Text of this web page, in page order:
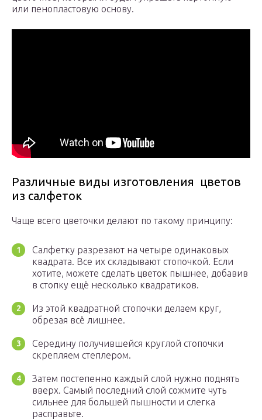
или пенопластовую основу.
Различные виды изготовления цветов
из салфеток
Чаще всего цветочки делают по такому принципу:
Салфетку разрезают на четыре одинаковых
квадрата. Все их складывают стопочкой. Если
хотите, можете сделать цветок пышнее, добавив
в стопку ещё несколько квадратиков.
Из этой квадратной стопочки делаем круг,
обрезая всё лишнее.
Середину получившейся круглой стопочки
скрепляем степлером.
Затем постепенно каждый слой нужно поднять
вверх. Самый последний слой сожмите чуть
сильнее для большей пышности и слегка
расправьте.